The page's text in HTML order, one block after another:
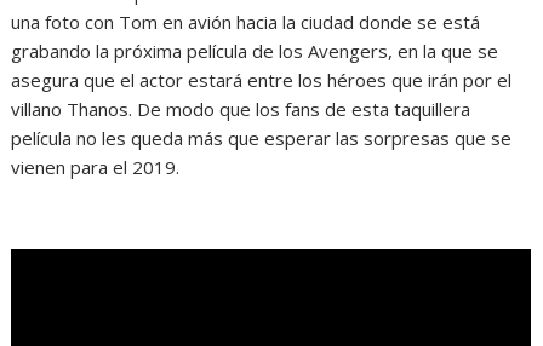
una foto con Tom en avión hacia la ciudad donde se está
grabando la próxima película de los Avengers, en la que se
asegura que el actor estará entre los héroes que irán por el
villano Thanos. De modo que los fans de esta taquillera
película no les queda más que esperar las sorpresas que se
vienen para el 2019.